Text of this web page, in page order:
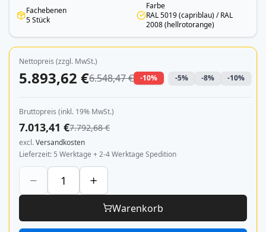
Fachebenen
5 Stück
Farbe
RAL 5019 (capriblau) / RAL
2008 (hellrotorange)
Nettopreis (zzgl. MwSt.)
5.893,62 €6.548,47 € -10% -5% -8% -10%
Bruttopreis (inkl. 19% MwSt.)
7.013,41 €7.792,68 €
excl.Versandkosten
Lieferzeit 5 Werktage + 2-4 Werktage Spedition
Warenkorb